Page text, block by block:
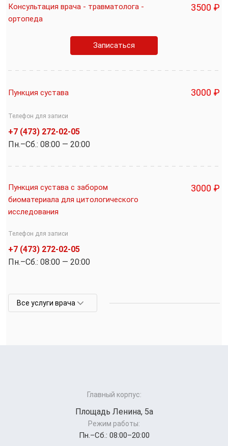
Консультация врача - травматолога -
ортопеда
3500 ₽
Записаться
Пункция сустава 3000 ₽
Телефон для записи
+7 (473) 272-02-05
Пн.–Cб.: 08:00 — 20:00
Пункция сустава с забором
биоматериала для цитологического
исследования
3000 ₽
Телефон для записи
+7 (473) 272-02-05
Пн.–Cб.: 08:00 — 20:00
Все услуги врача
Главный корпус:
Площадь Ленина, 5а
Режим работы:
Пн.–Cб.: 08:00–20:00